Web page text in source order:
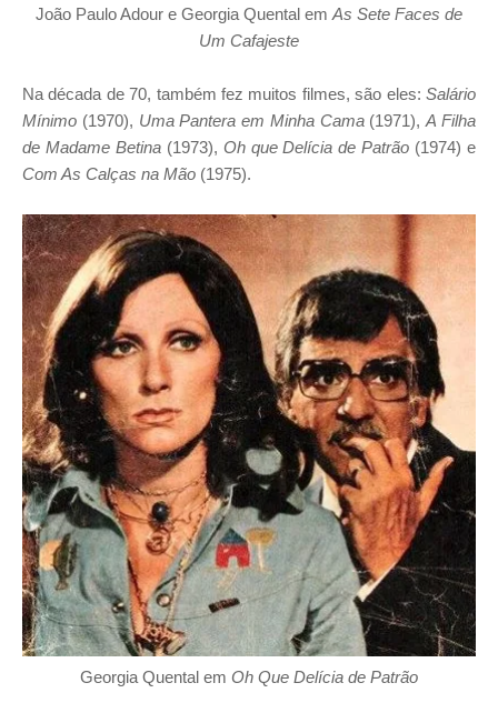
João Paulo Adour e Georgia Quental em As Sete Faces de
Um Cafajeste
Na década de 70, também fez muitos filmes, são eles: Salário
Mínimo (1970), Uma Pantera em Minha Cama(1971),A Filha
de Madame Betina(1973), Oh que Delícia de Patrão (1974) e
Com As Calças na Mão (1975).
Georgia Quental em Oh Que Delícia de Patrão